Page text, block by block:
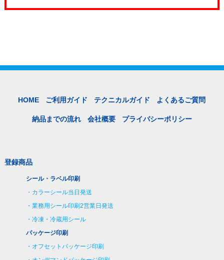
HOME ご利用ガイド テクニカルガイド よくあるご質問
納品までの流れ 会社概要 プライバシーポリシー
登録商品
シール・ラベル印刷
カラーシール当日発送
業務用シール印刷2営業日発送
冷凍・冷蔵用シール
パッケージ印刷
オフセットパッケージ印刷